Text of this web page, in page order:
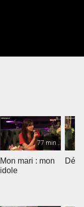
77 min
Mon mari : mon
idole